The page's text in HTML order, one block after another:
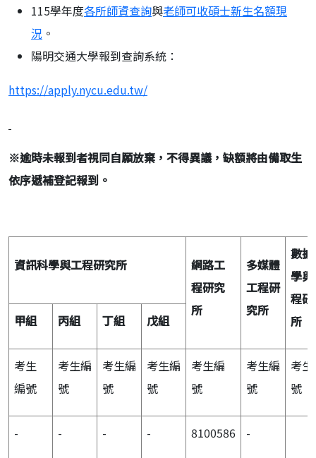
115學年度各所師資查詢與老師可收碩士新生名額現
況 。
陽明交通大學報到查詢系統：
https://apply.nycu.edu.tw/
※逾時未報到者視同自願放棄，不得異議，缺額將由備取生
依序遞補登記報到。
資訊科學與工程研究所
網路工
程研究
所
多媒體
工程研
究所
數
學
程
所
甲組 丙組 丁組 戊組
考生
編號
考生編
號
考生編
號
考生編
號
考生編
號
考生編
號
考
號
- - - - 8100586 -